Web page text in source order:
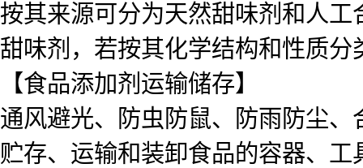
按其来源可分为天然甜味剂和人
甜味剂，若按其化学结构和性质
【食品添加剂运输储存】
通风避光、防虫防鼠、防雨防尘、
贮存、运输和装卸食品的容器、